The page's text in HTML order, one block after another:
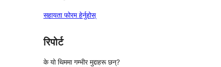
सहायता फोरम हेर्नुहोस्
रिपोर्ट
के यो थिममा गम्भीर मुद्दाहरू छन्?